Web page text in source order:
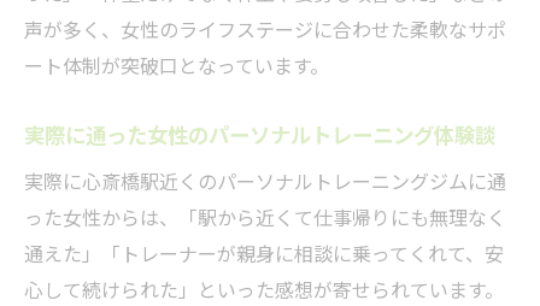
声が多く、女性のライフステージに合わせた柔軟なサポ
ート体制が突破口となっています。
実際に通った女性のパーソナルトレーニング体験談
実際に心斎橋駅近くのパーソナルトレーニングジムに通
った女性からは、「駅から近くて仕事帰りにも無理なく
通えた」「トレーナーが親身に相談に乗ってくれて、安
心して続けられた」といった感想が寄せられています。